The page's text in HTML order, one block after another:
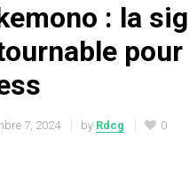
: la
7, 2024 by Rdcg 0